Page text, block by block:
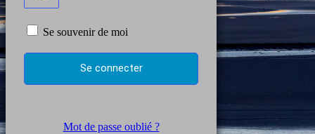
Se souvenir de moi
Mot de passe oublié ?